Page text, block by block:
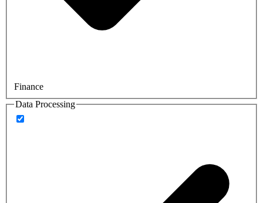
Finance
Data Processing